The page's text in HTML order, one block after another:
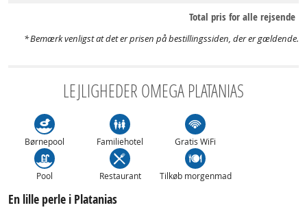
Total pris for alle rejsende
Bemærk venligst at det er prisen på bestillingssiden, der er gældende.
LEJLIGHEDER OMEGA PLATANIAS
Børnepool Familiehotel Gratis WiFi
Pool Restaurant Tilkøb morgenmad
En lille perle i Platanias